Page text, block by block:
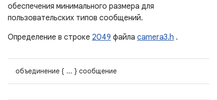
обеспечения минимального размера для
пользовательских типов сообщений.
Определение в строке 2049 файла camera3.h .
объединение { ... } сообщение